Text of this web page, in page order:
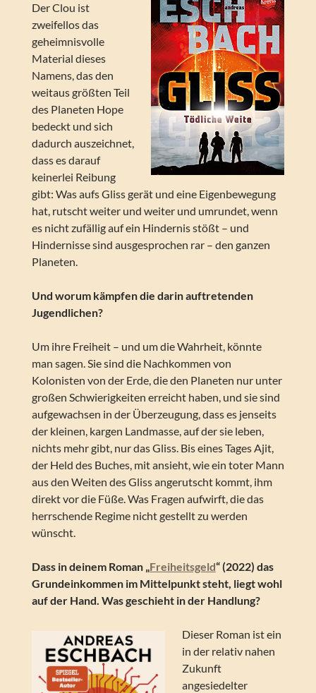
Der Clou ist
zweifellos das
geheimnisvolle
Material dieses
Namens, das den
weitaus größten Teil
des Planeten Hope
bedeckt und sich
dadurch auszeichnet,
dass es darauf
keinerlei Reibung
gibt: Was aufs Gliss gerät und eine Eigenbewegung
hat, rutscht weiter und weiter und umrundet, wenn
es nicht zufällig auf ein Hindernis stößt – und
Hindernisse sind ausgesprochen rar – den ganzen
Planeten.
Und worum kämpfen die darin auftretenden
Jugendlichen?
Um ihre Freiheit – und um die Wahrheit, könnte
man sagen. Sie sind die Nachkommen von
Kolonisten von der Erde, die den Planeten nur unter
großen Schwierigkeiten erreicht haben, und sie sind
aufgewachsen in der Überzeugung, dass es jenseits
der kleinen, kargen Landmasse, auf der sie leben,
nichts mehr gibt, nur das Gliss. Bis eines Tages Ajit,
der Held des Buches, mit ansieht, wie ein toter Mann
aus den Weiten des Gliss angerutscht kommt, ihm
direkt vor die Füße. Was Fragen aufwirft, die das
herrschende Regime nicht gestellt zu werden
wünscht.
Dass in deinem Roman „Freiheitsgeld“ (2022) das
Grundeinkommen im Mittelpunkt steht, liegt wohl
auf der Hand. Was geschieht in der Handlung?
Dieser Roman ist ein
in der relativ nahen
Zukunft
angesiedelter